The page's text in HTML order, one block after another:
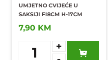
UMJETNO CVIJEĆE U
SAKSIJI FI8CM H-17CM
7,90 KM
1
+